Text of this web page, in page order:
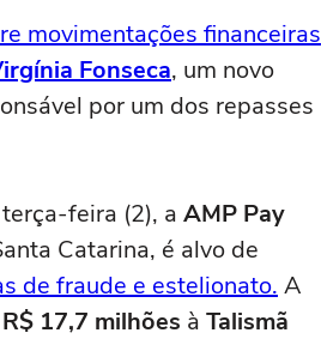
movimentações financeiras
Fonseca, um novo
por um dos repasses
feira (2), a AMP Pay
Catarina, é alvo de
de fraude e estelionato. A
R$ 17,7 milhões à Talismã